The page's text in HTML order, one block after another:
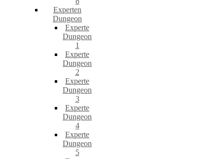
Experten
Dungeon
Experte
Dungeon
1
Experte
Dungeon
2
Experte
Dungeon
3
Experte
Dungeon
4
Experte
Dungeon
5